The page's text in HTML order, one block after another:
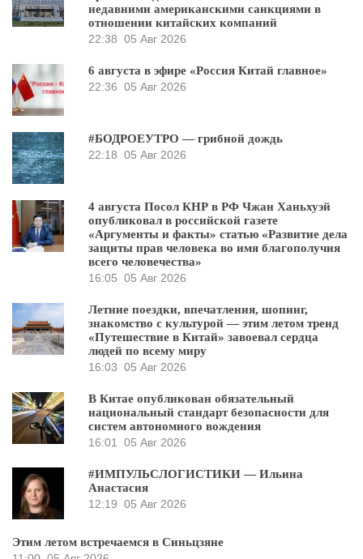
недавними американскими санкциями в
отношении китайских компаний
22:38 05 Авг 2026
6 августа в эфире «Россия Китай главное»
22:36 05 Авг 2026
#БОДРОЕУТРО — грибной дождь
22:18 05 Авг 2026
4 августа Посол КНР в РФ Чжан Ханьхуэй
опубликовал в российской газете
«Аргументы и факты» статью «Развитие дела
защиты прав человека во имя благополучия
всего человечества»
16:05 05 Авг 2026
Летние поездки, впечатления, шопинг,
знакомство с культурой — этим летом тренд
«Путешествие в Китай» завоевал сердца
людей по всему миру
16:03 05 Авг 2026
В Китае опубликован обязательный
национальный стандарт безопасности для
систем автономного вождения
16:01
05 Авг 2026
#ИМПУЛЬСЛОГИСТИКИ — Ильина
Анастасия
12:19 05 Авг 2026
Этим летом встречаемся в Синьцзяне